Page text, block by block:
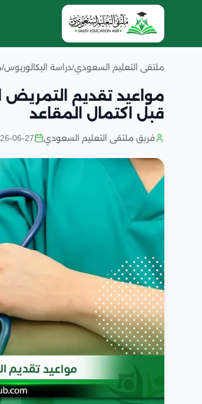
ملتقى التعليم السعودي/دراسة البكالوريوس/
قبل اكتمال المقاعد
فريق ملتقى التعليم السعودي 06-27